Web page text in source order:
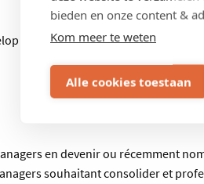
bieden en onze content &
Kom meer te weten
Alle cookies toestaan
en devenir ou récemment
souhaitant consolider et